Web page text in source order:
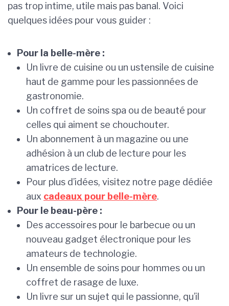
pas trop intime, utile mais pas banal. Voici
quelques idées pour vous guider :
Pour la belle-mère :
Un livre de cuisine ou un ustensile de cuisine
haut de gamme pour les passionnées de
gastronomie.
Un coffret de soins spa ou de beauté pour
celles qui aiment se chouchouter.
Un abonnement à un magazine ou une
adhésion à un club de lecture pour les
amatrices de lecture.
Pour plus d’idées, visitez notre page dédiée
aux cadeaux pour belle-mère.
Pour le beau-père :
Des accessoires pour le barbecue ou un
nouveau gadget électronique pour les
amateurs de technologie.
Un ensemble de soins pour hommes ou un
coffret de rasage de luxe.
Un livre sur un sujet qui le passionne, qu’il